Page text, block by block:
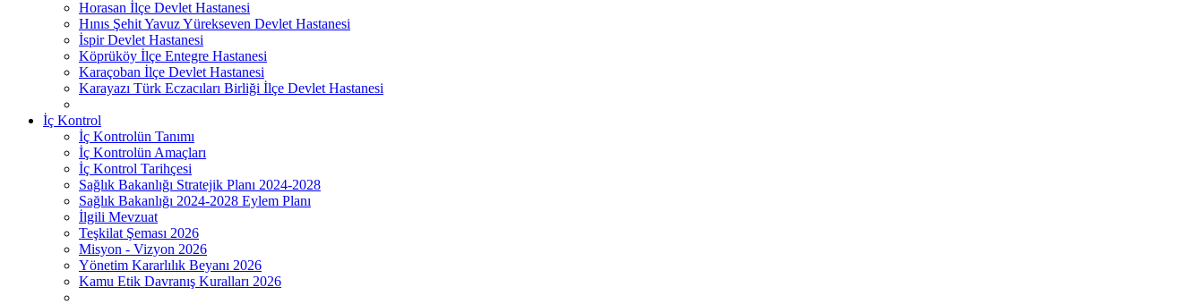
Horasan İlçe Devlet Hastanesi
Hınıs Şehit Yavuz Yürekseven Devlet Hastanesi
İspir Devlet Hastanesi
Köprüköy İlçe Entegre Hastanesi
Karaçoban İlçe Devlet Hastanesi
Karayazı Türk Eczacıları Birliği İlçe Devlet Hastanesi
İç Kontrol
İç Kontrolün Tanımı
İç Kontrolün Amaçları
İç Kontrol Tarihçesi
Sağlık Bakanlığı Stratejik Planı 2024-2028
Sağlık Bakanlığı 2024-2028 Eylem Planı
İlgili Mevzuat
Teşkilat Şeması 2026
Misyon - Vizyon 2026
Yönetim Kararlılık Beyanı 2026
Kamu Etik Davranış Kuralları 2026